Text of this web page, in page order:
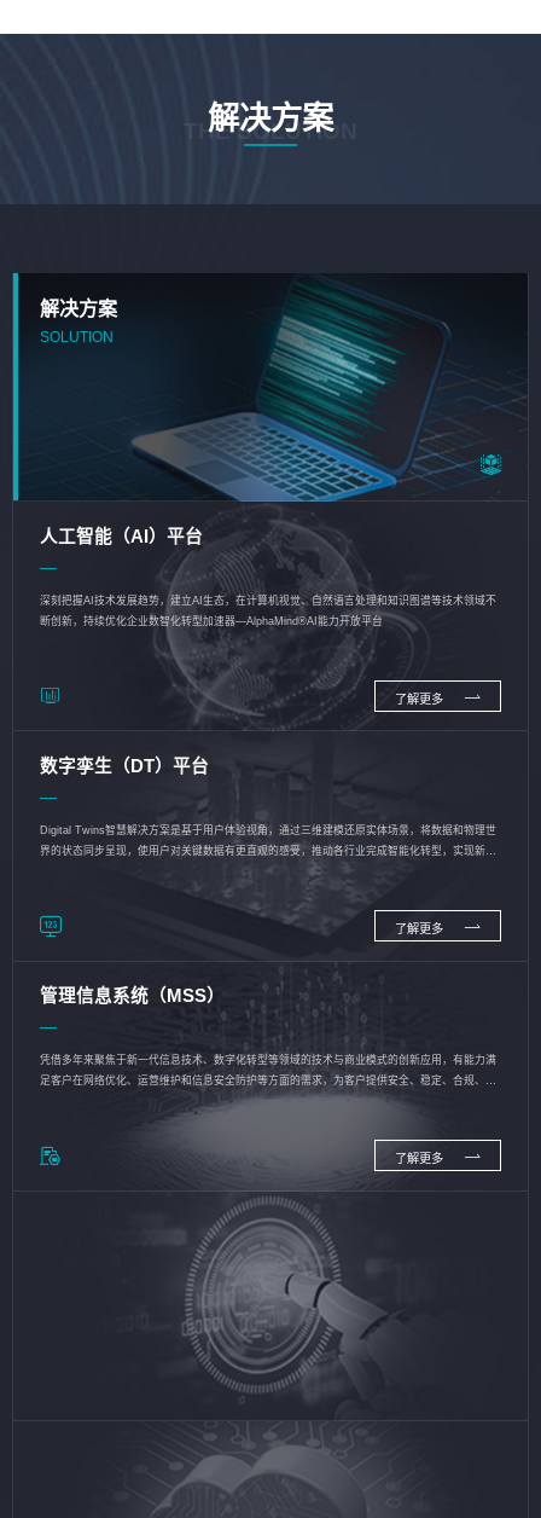
解决方案
THE SOLUTION
解决方案
SOLUTION
人工智能（AI）平台
深刻把握AI技术发展趋势，建立AI生态，在计算机视觉、自然语言处理和知识图谱等技术领域不
断创新，持续优化企业数智化转型加速器—AlphaMind®AI能力开放平台
了解更多
数字孪生（DT）平台
Digital Twins智慧解决方案是基于用户体验视角，通过三维建模还原实体场景，将数据和物理世
界的状态同步呈现，使用户对关键数据有更直观的感受，推动各行业完成智能化转型，实现新旧
了解更多
管理信息系统（MSS）
凭借多年来聚焦于新一代信息技术、数字化转型等领域的技术与商业模式的创新应用，有能力满
足客户在网络优化、运营维护和信息安全防护等方面的需求，为客户提供安全、稳定、合规、持
了解更多